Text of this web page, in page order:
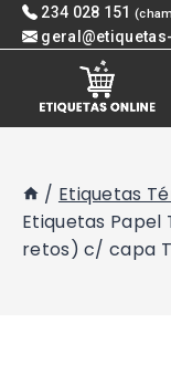
Skip 234 028 151
/ Etiquetas
Etiquetas
retos) c/ capa